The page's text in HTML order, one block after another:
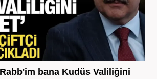
bana Kudüs Valiliğini